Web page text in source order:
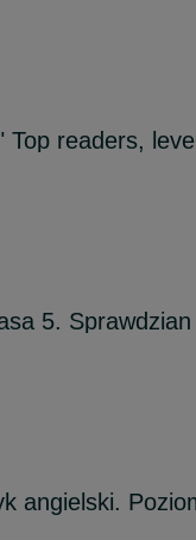
Top readers,
5.
angielski.